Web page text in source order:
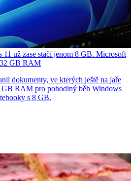
už zase stačí jenom 8 GB. Microsoft
32 GB RAM
dokumenty, ve kterých ještě na jaře
GB RAM pro pohodlný běh Windows
s 8 GB.